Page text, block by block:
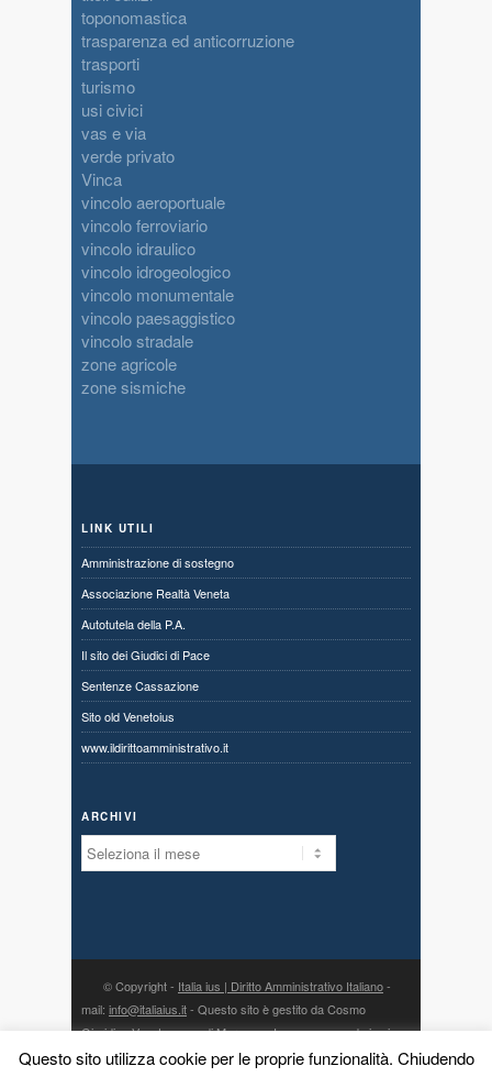
toponomastica
trasparenza ed anticorruzione
trasporti
turismo
usi civici
vas e via
verde privato
Vinca
vincolo aeroportuale
vincolo ferroviario
vincolo idraulico
vincolo idrogeologico
vincolo monumentale
vincolo paesaggistico
vincolo stradale
zone agricole
zone sismiche
LINK UTILI
Amministrazione di sostegno
Associazione Realtà Veneta
Autotutela della P.A.
Il sito dei Giudici di Pace
Sentenze Cassazione
Sito old Venetoius
www.ildirittoamministrativo.it
ARCHIVI
Archivi
© Copyright - Italia ius | Diritto Amministrativo Italiano-
mail: info@italiaius.it- Questo sito è gestito da Cosmo
Giuridico Veneto s.a.s. di Marangon Ivonne, con sede in via
Centro 80, fraz. Priabona 36030 Monte di Malo (VI) - P. IVA
Questo sito utilizza cookie per le proprie funzionalità. Chiudendo